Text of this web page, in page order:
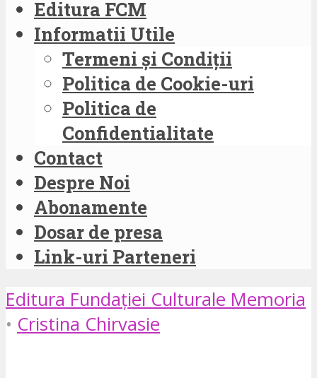
Editura FCM
Informatii Utile
Termeni și Condiții
Politica de Cookie-uri
Politica de
Confidentialitate
Contact
Despre Noi
Abonamente
Dosar de presa
Link-uri Parteneri
Editura Fundației Culturale Memoria
• Cristina Chirvasie